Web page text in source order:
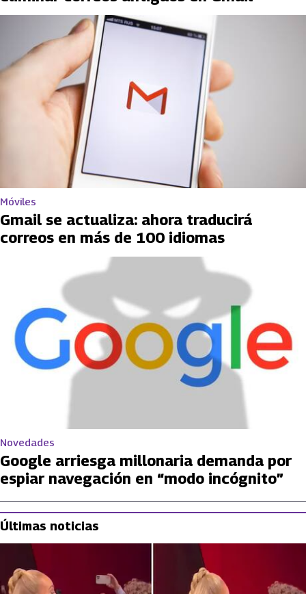
Móviles
Gmail se actualiza: ahora traducirá
correos en más de 100 idiomas
Novedades
Google arriesga millonaria demanda por
espiar navegación en “modo incógnito”
Últimas noticias